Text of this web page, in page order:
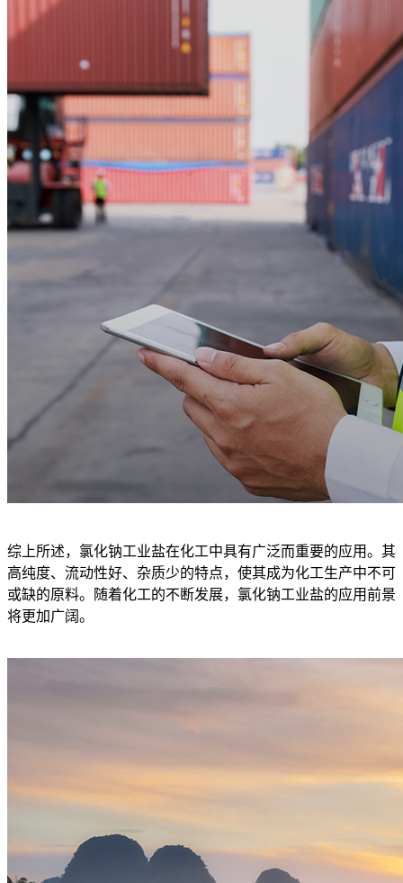
综上所述，氯化钠工业盐在化工中具有广泛而重要的应用。其
高纯度、流动性好、杂质少的特点，使其成为化工生产中不可
或缺的原料。随着化工的不断发展，氯化钠工业盐的应用前景
将更加广阔。